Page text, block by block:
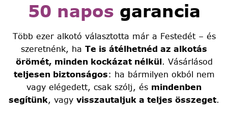
50 napos garancia
Több ezer alkotó választotta már a Festedét – és
szeretnénk, ha Te is átélhetnéd az alkotás
örömét, minden kockázat nélkül. Vásárlásod
teljesen biztonságos: ha bármilyen okból nem
vagy elégedett, csak szólj, és mindenben
segítünk, vagy visszautaljuk a teljes összeget.